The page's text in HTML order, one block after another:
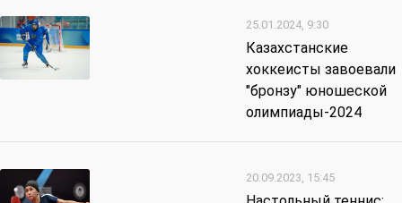
25.01.2024, 9:30
Казахстанские
хоккеисты завоевали
"бронзу" юношеской
олимпиады-2024
20.09.2023, 15:45